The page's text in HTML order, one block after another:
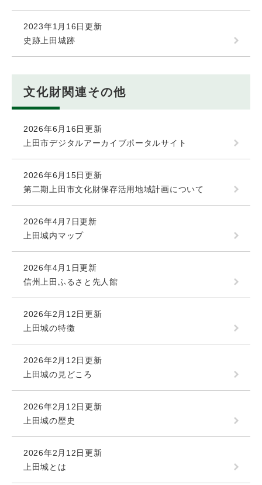
2023年1月16日更新
史跡上田城跡
文化財関連その他
2026年6月16日更新
上田市デジタルアーカイブポータルサイト
2026年6月15日更新
第二期上田市文化財保存活用地域計画について
2026年4月7日更新
上田城内マップ
2026年4月1日更新
信州上田ふるさと先人館
2026年2月12日更新
上田城の特徴
2026年2月12日更新
上田城の見どころ
2026年2月12日更新
上田城の歴史
2026年2月12日更新
上田城とは